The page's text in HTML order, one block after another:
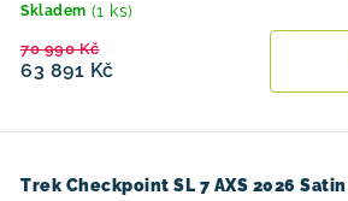
Skladem (1 ks)
63 891 Kč
70 990 Kč
Trek Checkpoint SL 7 AXS 2026